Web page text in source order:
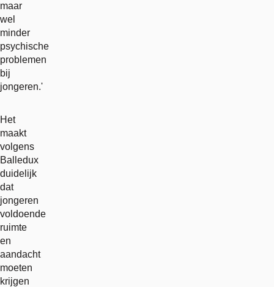
maar
wel
minder
psychische
problemen
bij
jongeren.'
Het
maakt
volgens
Balledux
duidelijk
dat
jongeren
voldoende
ruimte
en
aandacht
moeten
krijgen